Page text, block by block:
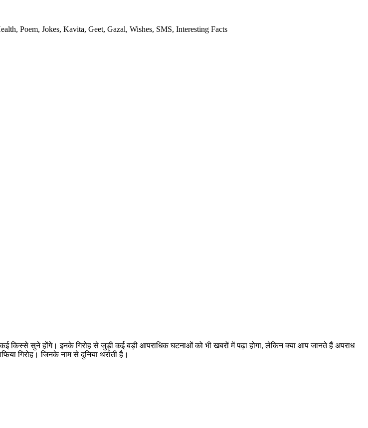
Poem, Jokes, Kavita, Geet, Gazal, Wishes, SMS, Interesting Facts
किस्से सुने होंगे। इनके गिरोह से जुड़ी कई बड़ी आपराधिक घटनाओं को भी खबरों में पढ़ा होगा, लेकिन क्या आप जानते हैं अपराध
गिरोह। जिनके नाम से दुनिया थर्राती है।